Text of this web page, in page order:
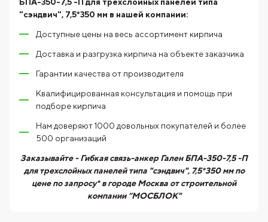
"сэндвич", 7,5*350 мм в нашей компании:
Доступные цены на весь ассортимент кирпича
Доставка и разгрузка кирпича на объекте заказчика
Гарантии качества от производителя
Квалифицированная консультация и помощь при
подборе кирпича
Нам доверяют 1000 довольных покупателей и более
500 организаций
Заказывайте - Гибкая связь-анкер Гален БПА-350-7,5 -П
для трехслойных панелей типа "сэндвич", 7,5*350 мм по
цене по запросу* в городе Москва от строительной
компании “МОСБЛОК"